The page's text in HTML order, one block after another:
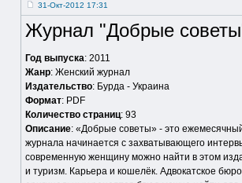
31-Окт-2012 17:31
Журнал "Добрые
Год выпуска: 2011
Жанр: Женский журнал
Издательство: Бурда - Украина
Формат: PDF
Количество страниц: 93
Описание: «Добрые советы» - это
журнала начинается с захватывающего
современную женщину можно найти в этом
и туризм. Карьера и кошелёк. Адвокатское